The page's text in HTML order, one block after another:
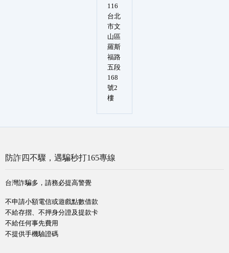
116
台北
市文
山區
羅斯
福路
五段
168
號2
樓
防詐四不驟，遇騙秒打165專線
台灣詐騙多，請務必提高警覺
不申請小額電信或遊戲點數借款
不給存摺、不押身分證及提款卡
不給任何事先費用
不提供手機驗證碼